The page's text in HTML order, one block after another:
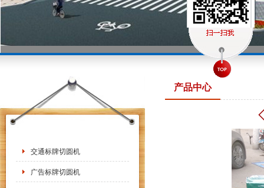
交通标牌切圆机
广告标牌切圆机
产品中心